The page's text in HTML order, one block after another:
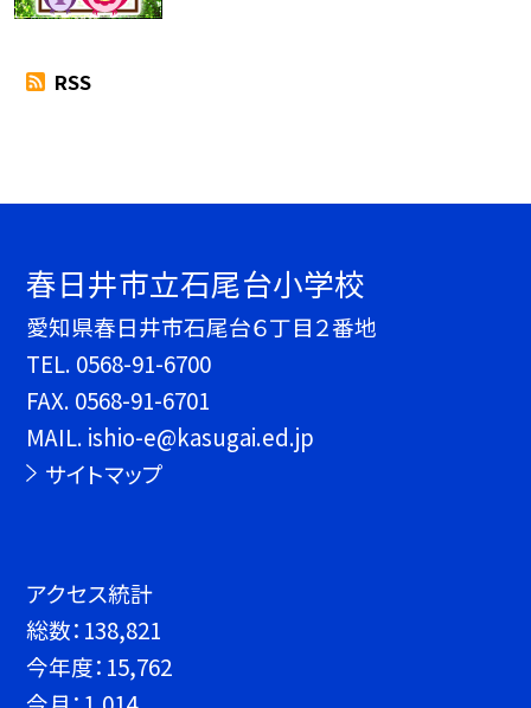
RSS
春日井市立石尾台小学校
愛知県春日井市石尾台６丁目２番地
TEL. 0568-91-6700
FAX. 0568-91-6701
MAIL. ishio-e@kasugai.ed.jp
サイトマップ
アクセス統計
総数： 138,821
今年度： 15,762